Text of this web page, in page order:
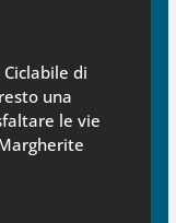
di
una
le vie